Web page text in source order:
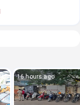
16 hours ago